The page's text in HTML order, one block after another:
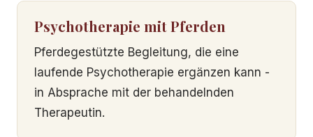
Psychotherapie mit Pferden
Pferdegestützte Begleitung, die eine
laufende Psychotherapie ergänzen kann -
in Absprache mit der behandelnden
Therapeutin.